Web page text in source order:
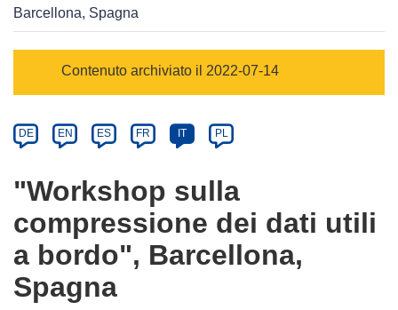
Barcellona, Spagna
category
Contenuto archiviato il 2022-07-14
Article
available
the
following
languages:
DE EN ES FR IT PL
"Workshop sulla
compressione dei dati utili
a bordo", Barcellona,
Spagna